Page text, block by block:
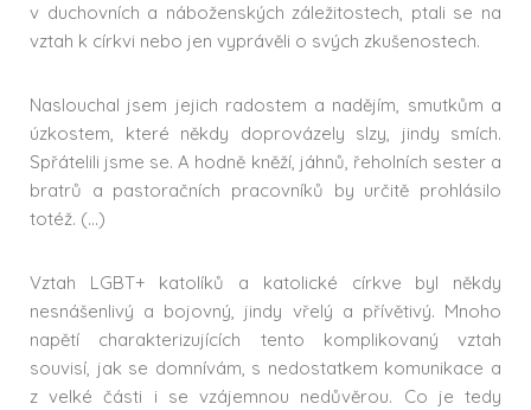
v duchovních a náboženských záležitostech, ptali se na
vztah k církvi nebo jen vyprávěli o svých zkušenostech.
Naslouchal jsem jejich radostem a nadějím, smutkům a
úzkostem, které někdy doprovázely slzy, jindy smích.
Spřátelili jsme se. A hodně kněží, jáhnů, řeholních sester a
bratrů a pastoračních pracovníků by určitě prohlásilo
totéž. (…)
Vztah LGBT+ katolíků a katolické církve byl někdy
nesnášenlivý a bojovný, jindy vřelý a přívětivý. Mnoho
napětí charakterizujících tento komplikovaný vztah
souvisí, jak se domnívám, s nedostatkem komunikace a
z velké části i se vzájemnou nedůvěrou. Co je tedy